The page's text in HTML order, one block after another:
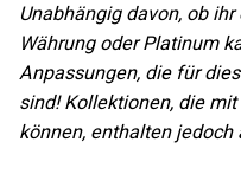
Unabhängig davon, ob
Währung oder Platinum
Anpassungen, die für
sind! Kollektionen, die
können, enthalten jedoch